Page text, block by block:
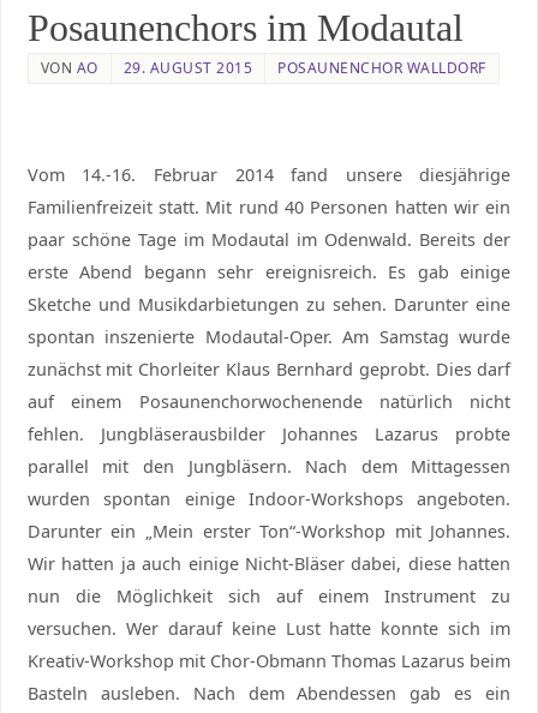
Posaunenchors im Modautal
VON AO 29. AUGUST 2015 POSAUNENCHOR WALLDORF
Vom 14.-16. Februar 2014 fand unsere diesjährige
Familienfreizeit statt. Mit rund 40 Personen hatten wir ein
paar schöne Tage im Modautal im Odenwald. Bereits der
erste Abend begann sehr ereignisreich. Es gab einige
Sketche und Musikdarbietungen zu sehen. Darunter eine
spontan inszenierte Modautal-Oper. Am Samstag wurde
zunächst mit Chorleiter Klaus Bernhard geprobt. Dies darf
auf einem Posaunenchorwochenende natürlich nicht
fehlen. Jungbläserausbilder Johannes Lazarus probte
parallel mit den Jungbläsern. Nach dem Mittagessen
wurden spontan einige Indoor-Workshops angeboten.
Darunter ein „Mein erster Ton“-Workshop mit Johannes.
Wir hatten ja auch einige Nicht-Bläser dabei, diese hatten
nun die Möglichkeit sich auf einem Instrument zu
versuchen. Wer darauf keine Lust hatte konnte sich im
Kreativ-Workshop mit Chor-Obmann Thomas Lazarus beim
Basteln ausleben. Nach dem Abendessen gab es ein